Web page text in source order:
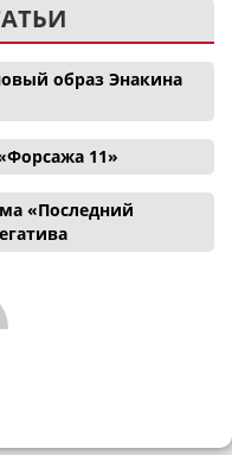
образ Энакина
11»
«Последний